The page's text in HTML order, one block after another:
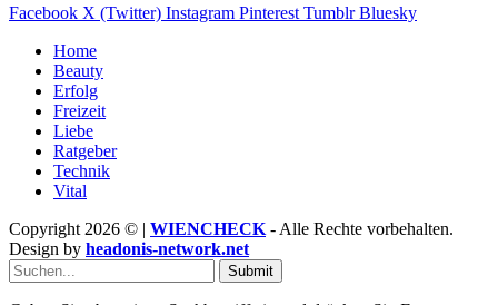
Facebook X (Twitter) Instagram Pinterest Tumblr Bluesky
Home
Beauty
Erfolg
Freizeit
Liebe
Ratgeber
Technik
Vital
Copyright 2026 © | WIENCHECK - Alle Rechte vorbehalten.
Design by headonis-network.net
Submit